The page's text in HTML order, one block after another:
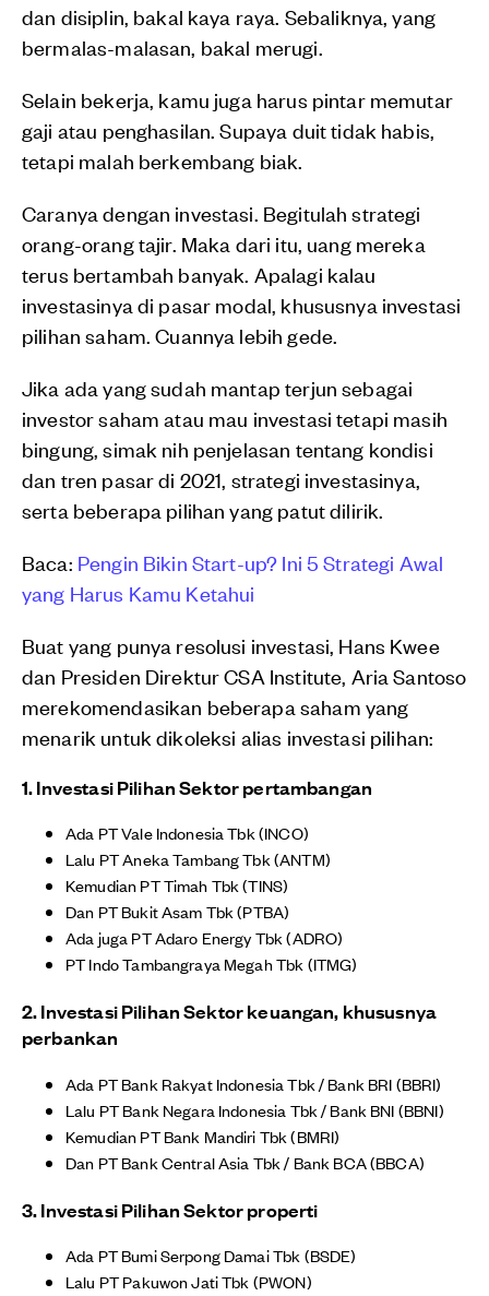
dan disiplin, bakal kaya raya. Sebaliknya, yang
bermalas-malasan, bakal merugi.
Selain bekerja, kamu juga harus pintar memutar
gaji atau penghasilan. Supaya duit tidak habis,
tetapi malah berkembang biak.
Caranya dengan investasi. Begitulah strategi
orang-orang tajir. Maka dari itu, uang mereka
terus bertambah banyak. Apalagi kalau
investasinya di pasar modal, khususnya investasi
pilihan saham. Cuannya lebih gede.
Jika ada yang sudah mantap terjun sebagai
investor saham atau mau investasi tetapi masih
bingung, simak nih penjelasan tentang kondisi
dan tren pasar di 2021, strategi investasinya,
serta beberapa pilihan yang patut dilirik.
Baca: Pengin Bikin Start-up? Ini 5 Strategi Awal
yang Harus Kamu Ketahui
Buat yang punya resolusi investasi, Hans Kwee
dan Presiden Direktur CSA Institute, Aria Santoso
merekomendasikan beberapa saham yang
menarik untuk dikoleksi alias investasi pilihan:
1. Investasi Pilihan Sektor pertambangan
Ada PT Vale Indonesia Tbk (INCO)
Lalu PT Aneka Tambang Tbk (ANTM)
Kemudian PT Timah Tbk (TINS)
Dan PT Bukit Asam Tbk (PTBA)
Ada juga PT Adaro Energy Tbk (ADRO)
PT Indo Tambangraya Megah Tbk (ITMG)
2. Investasi Pilihan Sektor keuangan, khususnya
perbankan
Ada PT Bank Rakyat Indonesia Tbk / Bank BRI (BBRI)
Lalu PT Bank Negara Indonesia Tbk / Bank BNI (BBNI)
Kemudian PT Bank Mandiri Tbk (BMRI)
Dan PT Bank Central Asia Tbk / Bank BCA (BBCA)
3. Investasi Pilihan Sektor properti
Ada PT Bumi Serpong Damai Tbk (BSDE)
Lalu PT Pakuwon Jati Tbk (PWON)